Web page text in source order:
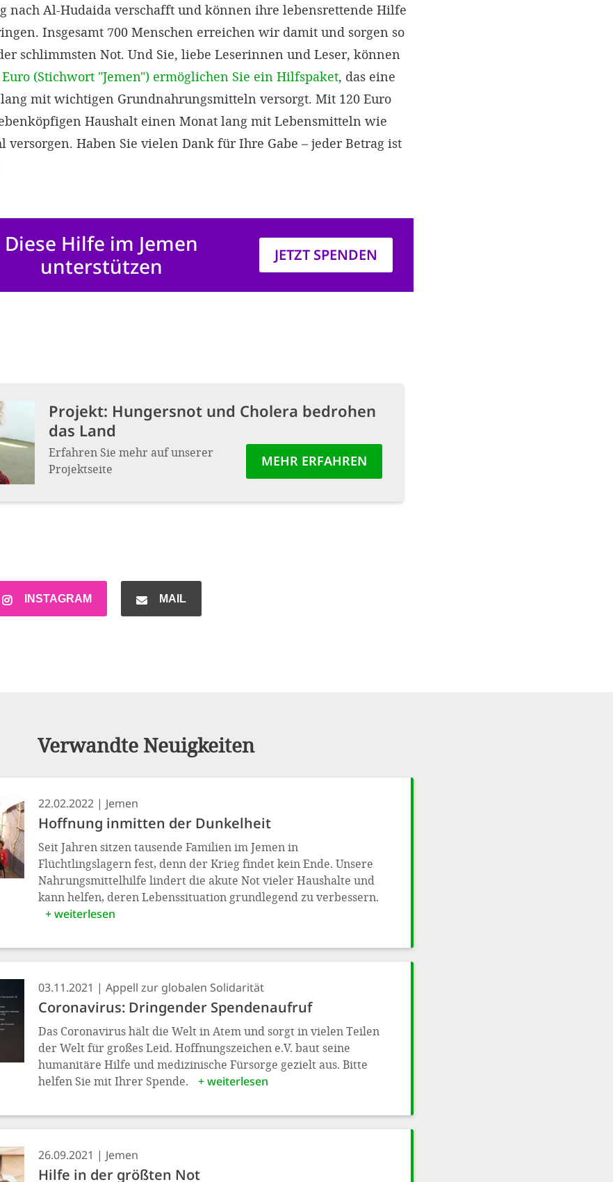
nach Al-Hudaida verschafft und können ihre lebensrettende Hilfe
Insgesamt 700 Menschen erreichen wir damit und sorgen so
schlimmsten Not. Und Sie, liebe Leserinnen und Leser, können
(Stichwort "Jemen") ermöglichen Sie ein Hilfspaket, das eine
mit wichtigen Grundnahrungsmitteln versorgt. Mit 120 Euro
Haushalt einen Monat lang mit Lebensmitteln wie
versorgen. Haben Sie vielen Dank für Ihre Gabe – jeder Betrag ist
Diese Hilfe im Jemen
unterstützen
JETZT SPENDEN
Projekt: Hungersnot und Cholera bedrohen
das Land
Erfahren Sie mehr auf unserer
Projektseite
MEHR ERFAHREN
INSTAGRAM MAIL
Verwandte Neuigkeiten
22.02.2022 Jemen
Hoffnung inmitten der Dunkelheit
Seit Jahren sitzen tausende Familien im Jemen in
Flüchtlingslagern fest, denn der Krieg findet kein Ende. Unsere
Nahrungsmittelhilfe lindert die akute Not vieler Haushalte und
kann helfen, deren Lebenssituation grundlegend zu verbessern.
+ weiterlesen
03.11.2021 Appell zur globalen Solidarität
Coronavirus: Dringender Spendenaufruf
Das Coronavirus hält die Welt in Atem und sorgt in vielen Teilen
der Welt für großes Leid. Hoffnungszeichen e.V. baut seine
humanitäre Hilfe und medizinische Fürsorge gezielt aus. Bitte
helfen Sie mit Ihrer Spende.
+ weiterlesen
26.09.2021 Jemen
Hilfe in der größten Not